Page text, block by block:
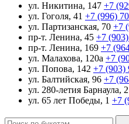
ул. Никитина, 147 +7
ул. Гоголя, 41 +7 (996)
ул. Партизанская, 70 +7
пр-т. Ленина, 45 +7
пр-т. Ленина, 169 +7
ул. Малахова, 120а +7
ул. Попова, 142 +7 (903)
ул. Балтийская, 96 +7
ул. 280-летия Барнаула,
ул. 65 лет Победы, 1 +7